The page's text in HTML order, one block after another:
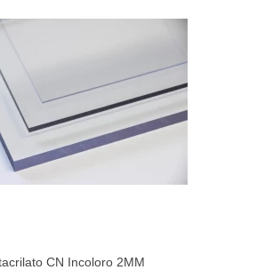
al carrito CN Incoloro 2MM